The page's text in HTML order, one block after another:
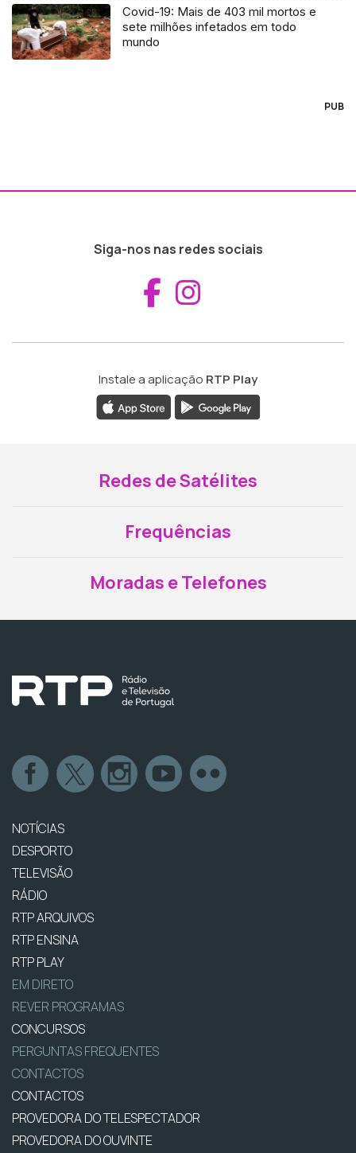
Covid-19: Mais de 403 mil mortos e
sete milhões infetados em todo
mundo
PUB
Siga-nos nas redes sociais
Aceder ao
Instale a aplicação RTP Play
Redes de Satélites
Frequências
Moradas e Telefones
NOTÍCIAS
DESPORTO
TELEVISÃO
RÁDIO
RTP ARQUIVOS
RTP ENSINA
RTP PLAY
EM DIRETO
REVER PROGRAMAS
CONCURSOS
PERGUNTAS FREQUENTES
CONTACTOS
CONTACTOS
PROVEDORA DO TELESPECTADOR
PROVEDORA DO OUVINTE